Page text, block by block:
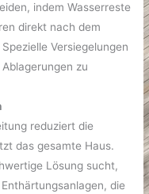
indem Wasserreste
direkt nach dem
Versiegelungen
zu
reduziert die
das gesamte Haus.
Lösung sucht,
die